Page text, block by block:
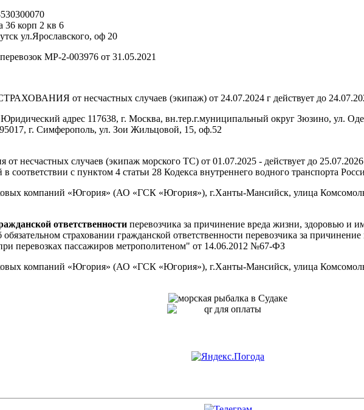
36 корп 2 кв 6
ул.Ярославского, оф 20
МР-2-003976 от 31.05.2021
от несчастных случаев (экипаж) от 24.07.2024 г действует до
адрес 117638, г. Москва, вн.тер.г.муниципальный округ Зюзино, ул.
г. Симферополь, ул. Зои Жильцовой, 15, оф.52
от несчастных случаев (экипаж морского ТС) от 01.07.2025 - действует до
соответствии с пунктом 4 статьи 28 Кодекса внутреннего водного транспорта
компаний «Югория» (АО «ГСК «Югория»), г.Ханты-Мансийск, улица
ответственности перевозчика за причинение вреда жизни, здоровью и
страховании гражданской ответственности перевозчика за
перевозках пассажиров метрополитеном" от 14.06.2012 №67-ФЗ
компаний «Югория» (АО «ГСК «Югория»), г.Ханты-Мансийск, улица